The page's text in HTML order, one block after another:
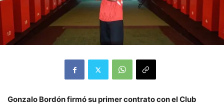
Gonzalo Bordón firmó su primer contrato con el Club